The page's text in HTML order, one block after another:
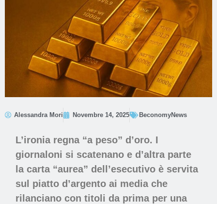
Alessandra Mori Novembre 14, 2025 BeconomyNews
L’ironia regna “a peso” d’oro. I
giornaloni si scatenano e d’altra parte
la carta “aurea” dell’esecutivo è servita
sul piatto d’argento ai media che
rilanciano con titoli da prima per una